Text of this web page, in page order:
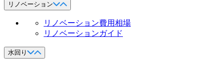
リノベーション
リノベーション費用相場
リノベーションガイド
水回り